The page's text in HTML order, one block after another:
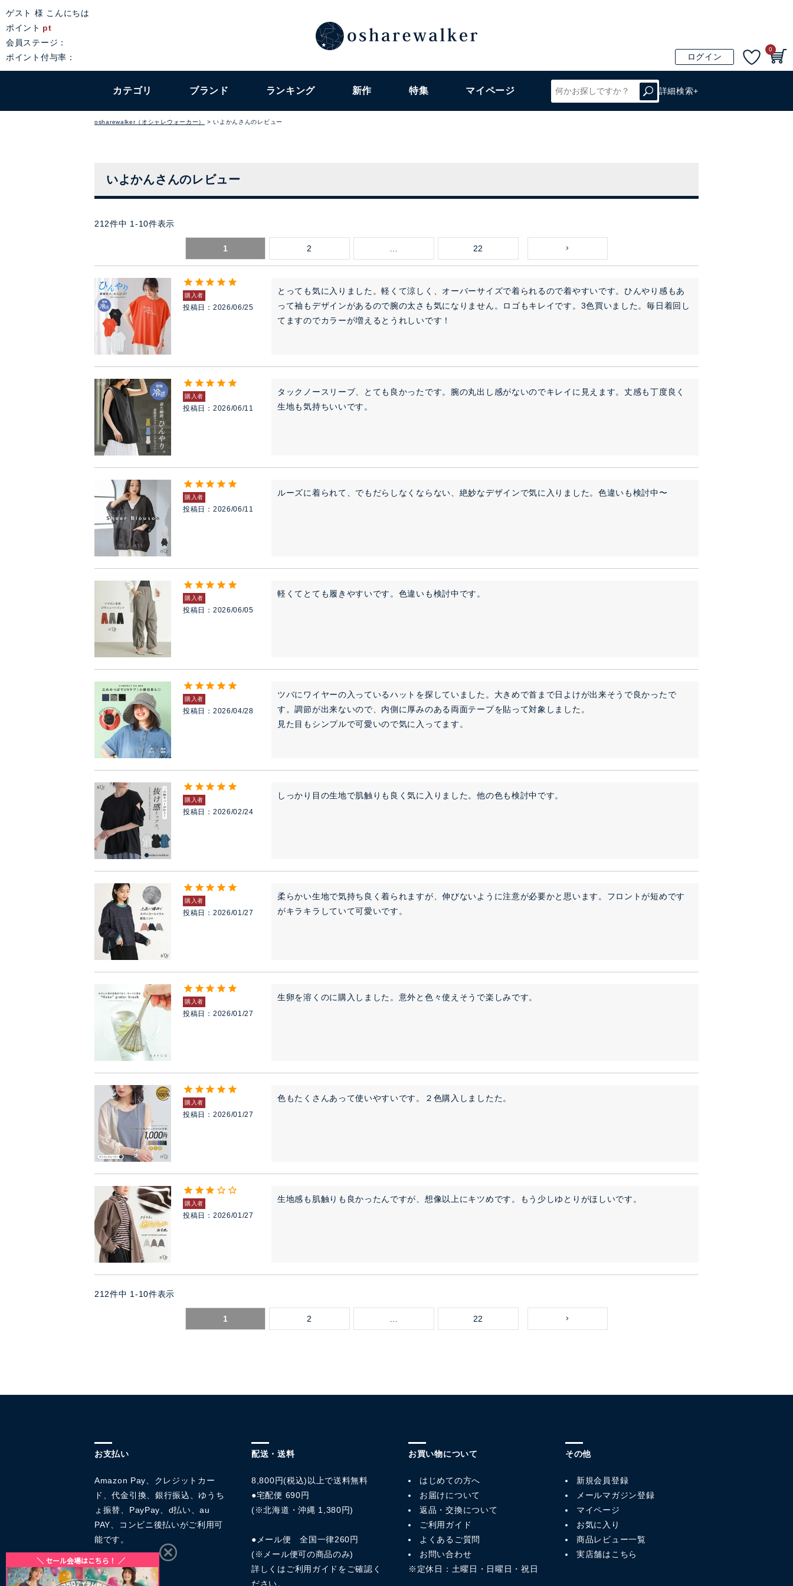
ゲスト 様 こんにちは
ポイント pt
会員ステージ：
ポイント付与率：
ログイン
0
カテゴリ ブランド ランキング 新作 特集 マイページ 詳細検索+
osharewalker（オシャレウォーカー） いよかんさんのレビュー
いよかんさんのレビュー
212件中 1 -10件表示
1 2 22
購入者
投稿日 2026/06/25
とっても気に入りました。軽くて涼しく、オーバーサイズで着られるので着やすいです。ひんやり感もあ
って袖もデザインがあるので腕の太さも気になりません。ロゴもキレイです。3色買いました。毎日着回し
てますのでカラーが増えるとうれしいです！
購入者
投稿日 2026/06/11
タックノースリーブ、とても良かったです。腕の丸出し感がないのでキレイに見えます。丈感も丁度良く
生地も気持ちいいです。
購入者
投稿日 2026/06/11
ルーズに着られて、でもだらしなくならない、絶妙なデザインで気に入りました。色違いも検討中〜
購入者
投稿日 2026/06/05
軽くてとても履きやすいです。色違いも検討中です。
購入者
投稿日 2026/04/28
ツバにワイヤーの入っているハットを探していました。大きめで首まで日よけが出来そうで良かったで
す。調節が出来ないので、内側に厚みのある両面テープを貼って対象しました。
見た目もシンプルで可愛いので気に入ってます。
購入者
投稿日 2026/02/24
しっかり目の生地で肌触りも良く気に入りました。他の色も検討中です。
購入者
投稿日 2026/01/27
柔らかい生地で気持ち良く着られますが、伸びないように注意が必要かと思います。フロントが短めです
がキラキラしていて可愛いです。
購入者
投稿日 2026/01/27
生卵を溶くのに購入しました。意外と色々使えそうで楽しみです。
購入者
投稿日 2026/01/27
色もたくさんあって使いやすいです。２色購入しましたた。
購入者
投稿日 2026/01/27
生地感も肌触りも良かったんですが、想像以上にキツめです。もう少しゆとりがほしいです。
212件中 1 -10件表示
1 2 22
お支払い
Amazon Pay、クレジットカー
ド、代金引換、銀行振込、ゆうち
ょ振替、PayPay、d払い、au
PAY、コンビニ後払いがご利用可
能です。
配送・送料
8,800円(税込)以上で送料無料
●宅配便 690円
(※北海道・沖縄 1,380円)
●メール便 全国一律260円
(※メール便可の商品のみ)
詳しくは ご利用ガイド をご確認く
ださい。
お買い物について
はじめての方へ
お届けについて
返品・交換について
ご利用ガイド
よくあるご質問
お問い合わせ
※定休日：土曜日・日曜日・祝日
その他
新規会員登録
メールマガジン登録
マイページ
お気に入り
商品レビュー一覧
実店舗はこちら